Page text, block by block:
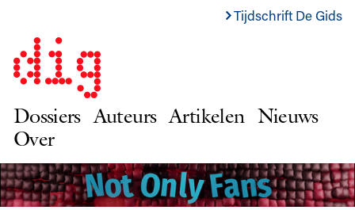
Tijdschrift De Gids
Dossiers Auteurs Artikelen Nieuws
Over